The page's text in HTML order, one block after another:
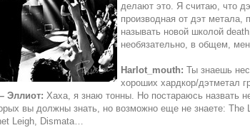
делают это. Я считаю, что
производная от дэт метала,
называть новой школой
необязательно, в общем,
Harlot_mouth: Ты знаешь
хороших хардкор/дэтметал
Эллиот: Хаха, я знаю тонны. Но постараюсь назвать
вы должны знать, но возможно еще не знаете: The
Leigh, Dismata…